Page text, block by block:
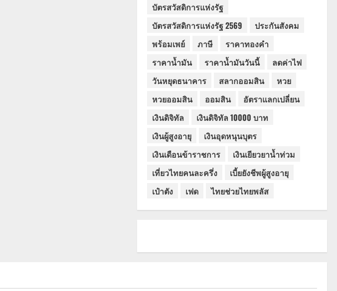
บัตรสวัสดิการแห่งรัฐ
บัตรสวัสดิการแห่งรัฐ 2569
ประกันสังคม
พร้อมเพย์
ภาษี
ราคาทองคำ
ราคาน้ำมัน
ราคาน้ำมันวันนี้
ลดค่าไฟ
วันหยุดธนาคาร
สลากออมสิน
หวย
หวยออมสิน
ออมสิน
อัตราแลกเปลี่ยน
เงินดิจิทัล
เงินดิจิทัล 10000 บาท
เงินผู้สูงอายุ
เงินอุดหนุนบุตร
เงินเดือนข้าราชการ
เงินเยียวยาน้ำท่วม
เที่ยวไทยคนละครึ่ง
เบี้ยยังชีพผู้สูงอายุ
เป๋าตัง
เฟด ไทยช่วยไทยพลัส